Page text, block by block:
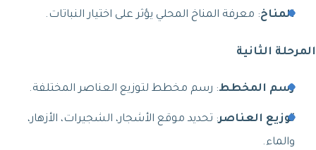
المناخ: معرفة المناخ المحلي يؤثر على اختيار النباتات.
المرحلة الثانية
رسم المخطط: رسم مخطط لتوزيع العناصر المختلفة.
توزيع العناصر: تحديد موقع الأشجار، الشجيرات، الأزهار،
والماء.